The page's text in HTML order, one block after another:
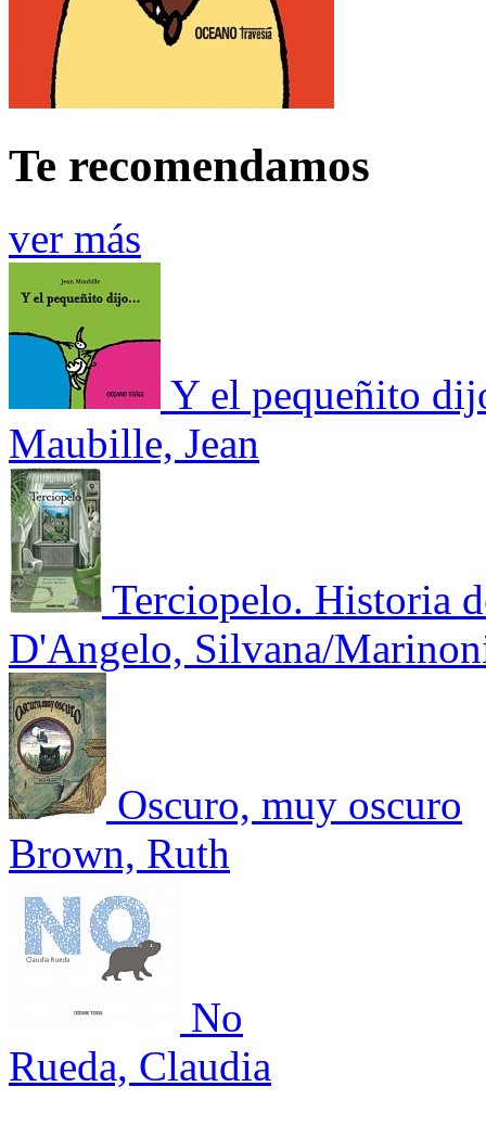
Te recomendamos
ver más
Y el pequeñito
Maubille, Jean
Terciopelo. Historia
D'Angelo, Silvana/
Oscuro, muy oscuro
Brown, Ruth
No
Rueda, Claudia